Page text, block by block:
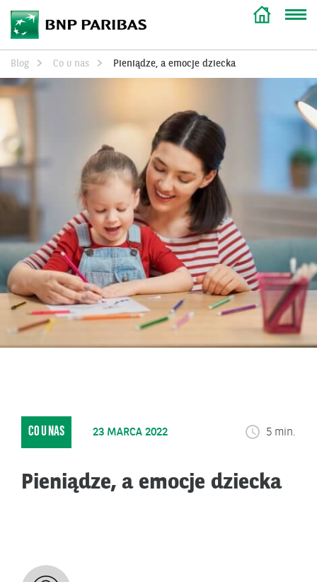
Blog Co u nas Pieniądze, a emocje dziecka
CO U NAS 23 MARCA 2022 5 min.
Pieniądze, a emocje dziecka